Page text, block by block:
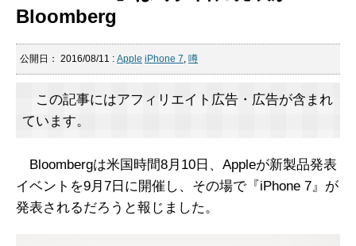
Bloomberg
公開日： 2016/08/11 : Apple iPhone 7, 噂
この記事にはアフィリエイト広告・広告が含まれ
ています。
Bloombergは米国時間8月10日、Appleが新製品発表
イベントを9月7日に開催し、その場で『iPhone 7』が
発表されるだろうと報じました。